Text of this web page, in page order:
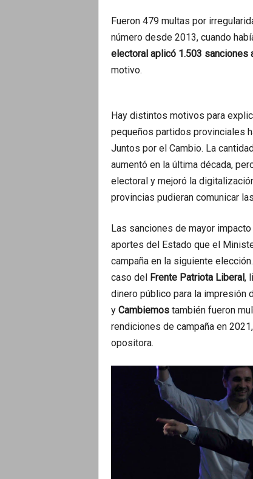
Fueron 479 multas por
número desde 2013, cuando
electoral aplicó 1.503 sanciones
motivo.
Hay distintos motivos para
pequeños partidos provinciales
Juntos por el Cambio. La
aumentó en la última década,
electoral y mejoró la
provincias pudieran comunicar
Las sanciones de mayor
aportes del Estado que el
campaña en la siguiente
caso del Frente Patriota Liberal ,
dinero público para la impresión
y Cambiemostambién fueron
rendiciones de campaña en
opositora.